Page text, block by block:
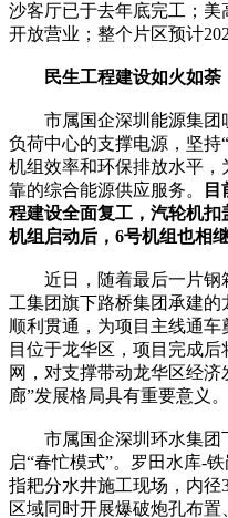
沙客厅已于去年底完工；美
开放营业；整个片区预计
民生工程建设如火如荼
市属国企深圳能源集团
负荷中心的支撑电源，坚持
机组效率和环保排放水平
靠的综合能源供应服务。
程建设全面复工，汽轮机
机组启动后，6号机组也相
近日，随着最后一片钢
工集团旗下路桥集团承建
顺利贯通，为项目主线通
目位于龙华区，项目完成
网，对支撑带动龙华区经
廊”发展格局具有重要意义。
市属国企深圳环水集团
启“春忙模式”。罗田水库-
指耙分水井施工现场，内径
区域同时开展爆破炮孔布